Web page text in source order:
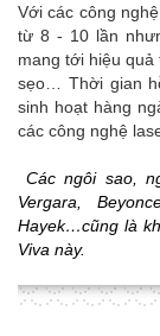
Với các công
từ 8 - 10 lần
mang tới hiệu
sẹo… Thời gian
sinh hoạt hàng
các công nghệ
Các ngôi sao,
Vergara,
Hayek…cũng là
Viva này.